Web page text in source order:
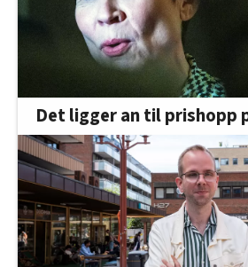
Det ligger an til prishopp